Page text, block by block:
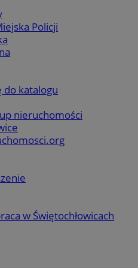
Policji
do katalogu
nieruchomości
w Świętochłowicach